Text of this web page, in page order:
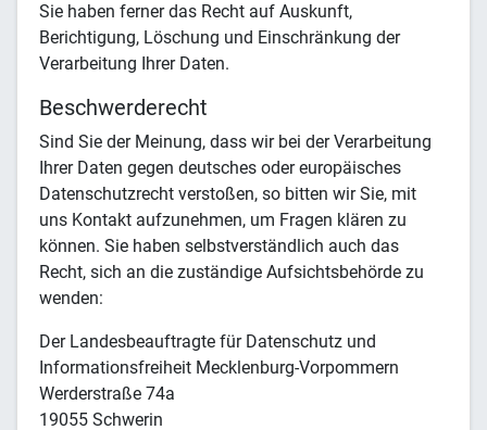
Sie haben ferner das Recht auf Auskunft,
Berichtigung, Löschung und Einschränkung der
Verarbeitung Ihrer Daten.
Beschwerderecht
Sind Sie der Meinung, dass wir bei der Verarbeitung
Ihrer Daten gegen deutsches oder europäisches
Datenschutzrecht verstoßen, so bitten wir Sie, mit
uns Kontakt aufzunehmen, um Fragen klären zu
können. Sie haben selbstverständlich auch das
Recht, sich an die zuständige Aufsichtsbehörde zu
wenden:
Der Landesbeauftragte für Datenschutz und
Informationsfreiheit Mecklenburg-Vorpommern
Werderstraße 74a
19055 Schwerin